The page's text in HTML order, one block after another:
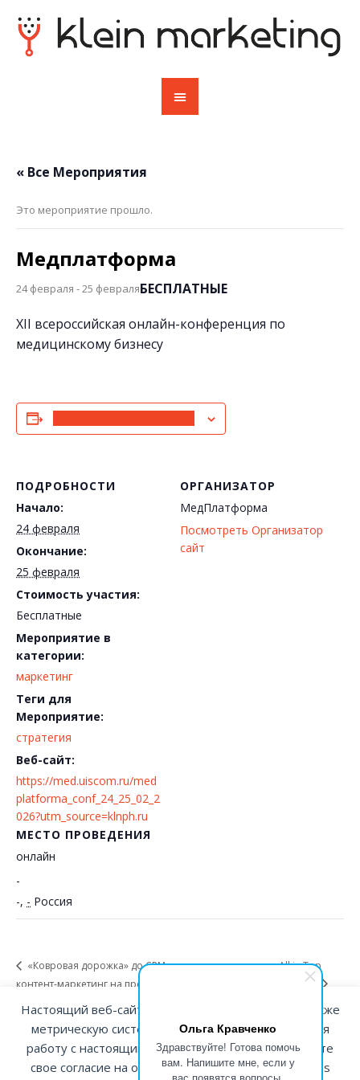
Ольга Кравченко
Здравствуйте! Готова помочь
вам. Напишите мне, если у
« Все Мероприятия
Это мероприятие прошло.
Медплатформа
24 февраля -25 февраляБЕСПЛАТНЫЕ
XII всероссийская онлайн-конференция по
медицинскому бизнесу
ПОДРОБНОСТИ
Начало:
24 февраля
Окончание:
25 февраля
Стоимость участия:
Бесплатные
Мероприятие в
категории:
маркетинг
Теги для
Мероприятие:
стратегия
Веб-сайт:
https://med.uiscom.ru/med
platforma_conf_24_25_02_2
026?utm_source=klnph.ru
МЕСТО ПРОВЕДЕНИЯ
онлайн
-
-, - Россия
ОРГАНИЗАТОР
МедПлатформа
Посмотреть Организатор
сайт
«Ковровая дорожка» до CRM: как раскатать
контент-маркетинг на продажи
All in Top
Conf 2026
Настоящий веб-сайт использует файлы cookie а также
метрическую систему Яндекс.Метрика. Продолжая
работу с настоящим веб-сайтом, вы подтверждаете
свое согласие на обработку/использование cookies